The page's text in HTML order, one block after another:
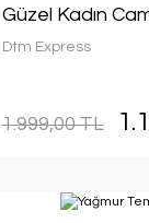
Güzel Kadın
Dtm Express
1.999,00 TL